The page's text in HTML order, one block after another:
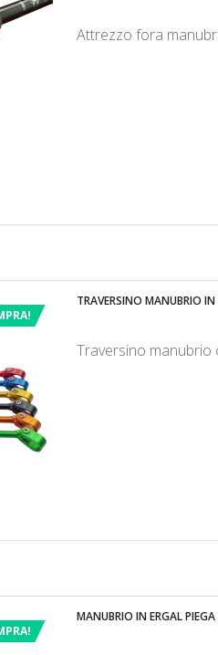
Attrezzo fora
TRAVERSINO MANUBRIO
Traversino manubrio
MANUBRIO IN ERGAL